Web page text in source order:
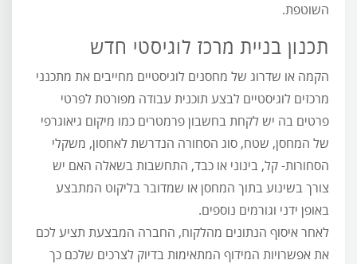
השוטפת.
תכנון בניית מרכז לוגיסטי חדש
הקמה או שדרוג של מחסנים לוגיסטיים מחייבים את מתכנני
מרכזים לוגיסטיים לבצע תוכנית עבודה מפורטת לפרטי
פרטים בה יש לקחת בחשבון פרמטרים כמו מיקום גיאוגרפי
של המחסן, שטח, סוג הסחורה הנדרשת לאחסון, משקלי
הסחורות- קל, בינוני או כבד, התחשבות בשאלה האם יש
צורך בשינוע בתוך המחסן או שמדובר בליקוט המתבצע
באופן ידני וגורמים נוספים.
לאחר איסוף הנתונים מהלקוח, החברה המבצעת תציע לכם
את אפשרויות המידוף המתאימות בדיוק לצרכים שלכם כך